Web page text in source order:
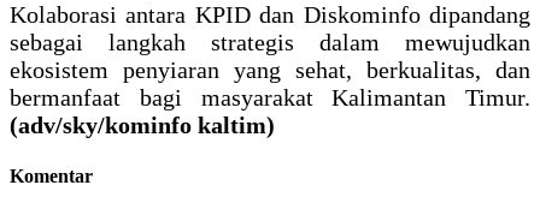
Kolaborasi antara KPID dan Diskominfo dipandang
sebagai langkah strategis dalam mewujudkan
ekosistem penyiaran yang sehat, berkualitas, dan
bermanfaat bagi masyarakat Kalimantan Timur.
(adv/sky/kominfo kaltim)
Komentar